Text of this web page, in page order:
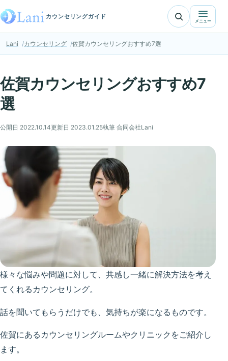
カウンセリングガイド
メニュー
Lani カウンセリング 佐賀カウンセリングおすすめ7選
佐賀カウンセリングおすすめ7
選
公開日 2022.10.14更新日 2023.01.25執筆 合同会社Lani
様々な悩みや問題に対して、共感し一緒に解決方法を考え
てくれるカウンセリング。
話を聞いてもらうだけでも、気持ちが楽になるものです。
佐賀にあるカウンセリングルームやクリニックをご紹介し
ます。